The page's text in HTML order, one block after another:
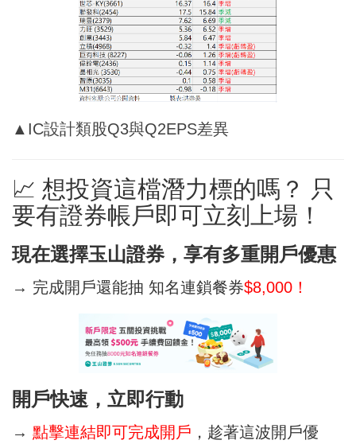
▲IC設計類股Q3與Q2EPS差異
📈 想投資這檔潛力標的嗎？ 只
要有證券帳戶即可立刻上場！
現在選擇玉山證券，享有多重開戶優惠
→ 完成開戶還能抽 知名連鎖餐券$8,000！
開戶快速，立即行動
→ 點擊連結即可完成開戶 ，趁著這波開戶優